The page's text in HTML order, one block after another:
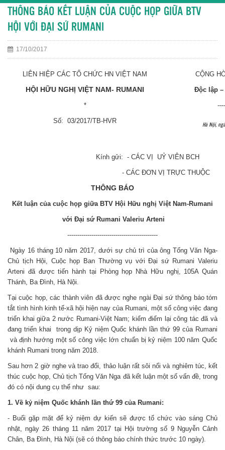
THÔNG BÁO KẾT LUẬN CỦA CUỘC HỌP GIỮA BTV
HỘI VỚI ĐẠI SỨ RUMANI
17/10/2017
LIÊN HIỆP CÁC TỔ CHỨC HN VIỆT NAM
HỘI HỮU NGHỊ VIỆT NAM- RUMANI
*
Số: 03/2017/TB-HVR
CỘNG
Độc lập –
Hà Nội,
Kính gửi: - CÁC VỊ UỶ VIÊN BCH
- CÁC ĐƠN VỊ TRỰC THUỘC
THÔNG BÁO
Kết luận của cuộc họp giữa BTV Hội Hữu nghị Việt Nam-Rumani
với Đại sứ Rumani Valeriu Arteni
---------------------------------------------
Ngày 16 tháng 10 năm 2017, dưới sự chủ trì của ông Tống Văn Nga-
Chủ tịch Hội, Cuộc họp Ban Thường vụ với Đại sứ Rumani Valeriu
Arteni đã được tiến hành tại Phòng họp Nhà Hữu nghị, 105A Quán
Thánh, Ba Đình, Hà Nội.
Tại cuộc họp, các thành viên đã được nghe ngài Đại sứ thông báo tóm
tắt tình hình kinh tế-xã hội hiện nay của Rumani, một số công việc đang
triển khai giữa 2 nước Rumani-Việt Nam; kiểm điểm lại công tác đã và
đang triển khai trong dịp Kỷ niệm Quốc khánh lần thứ 99 của Rumani
và định hướng một số công việc lớn chuẩn bị kỷ niệm 100 năm Quốc
khánh Rumani trong năm 2018.
Sau hơn 2 giờ nghe và trao đổi, thảo luận rất sôi nổi và nghiêm túc, kết
thúc cuộc họp, Chủ tịch Tống Văn Nga đã kết luận một số vấn đề, trong
đó có nội dung cụ thể như sau:
1. Về kỷ niệm Quốc khánh lần thứ 99 của Rumani:
- Buổi gặp mặt để kỷ niệm dự kiến sẽ được tổ chức vào sáng Chủ
nhật, ngày 26 tháng 11 năm 2017 tại Hội trường số 9 Nguyễn Cảnh
Chân, Ba Đình, Hà Nội (sẽ có thông báo chính thức trước 10 ngày).